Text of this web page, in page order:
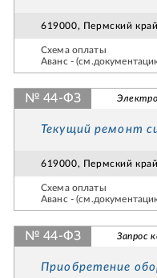
619000, Пермский
Схема оплаты
Аванс -
№ 44-ФЗ
Текущий ремонт
619000, Пермский
Схема оплаты
Аванс -
№ 44-ФЗ Запрос
Приобретение